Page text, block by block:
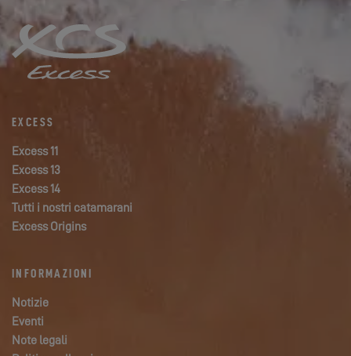
EXCESS
Excess 11
Excess 13
Excess 14
Tutti i nostri catamarani
Excess Origins
INFORMAZIONI
Notizie
Eventi
Note legali